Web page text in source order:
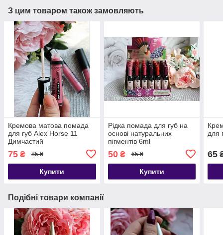
З цим товаром також замовляють
Кремова матова помада
для губ Alex Horse 11
Димчастий
75 ₴ 85 ₴
Купити
Рідка помада для губ на
основі натуральних
пігментів 6ml
50₴ 65 ₴
Купити
для
65
Подібні товари компанії